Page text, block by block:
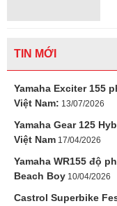
TIN MỚI
Yamaha Exciter 155
Việt Nam: 13/07/2026
Yamaha Gear 125
Việt Nam 17/04/2026
Yamaha WR155 độ
Beach Boy 10/04/2026
Castrol Superbike